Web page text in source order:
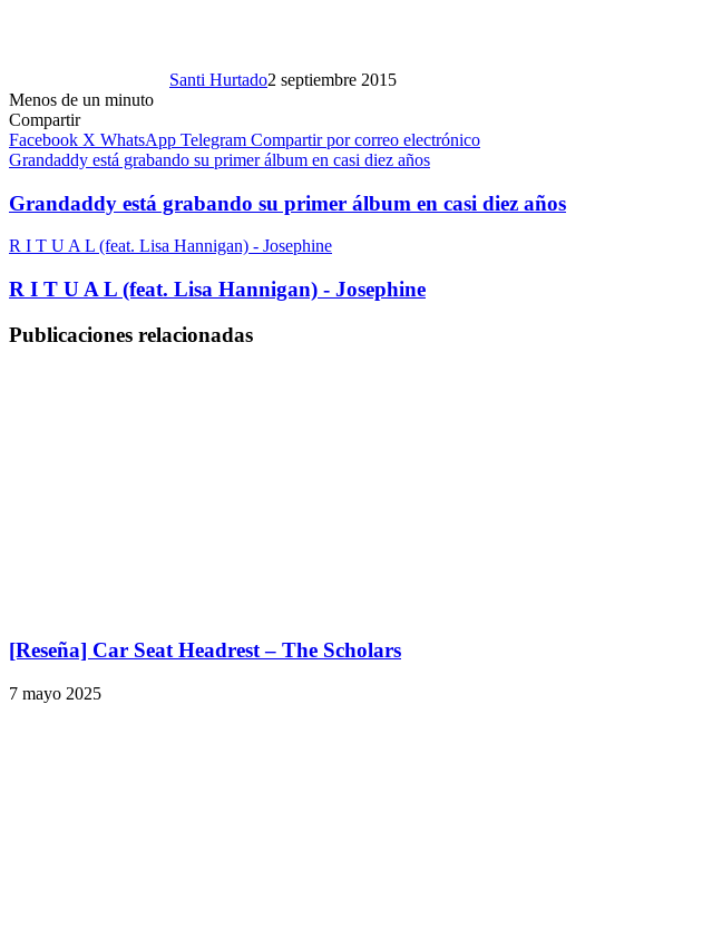
Santi Hurtado2 septiembre 2015
Menos de un minuto
Compartir
Facebook X WhatsApp Telegram Compartir por correo electrónico
Grandaddy está grabando su primer álbum en casi diez años
Grandaddy está grabando su primer álbum en casi diez años
R I T U A L (feat. Lisa Hannigan) - Josephine
R I T U A L (feat. Lisa Hannigan) - Josephine
Publicaciones relacionadas
[Reseña] Car Seat Headrest – The Scholars
7 mayo 2025